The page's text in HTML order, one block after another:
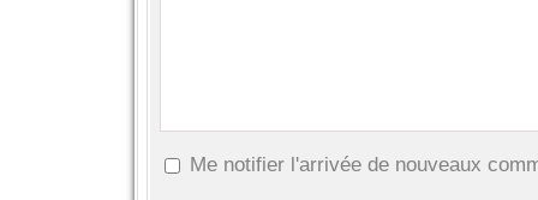
Me notifier l'arrivée de nouveaux